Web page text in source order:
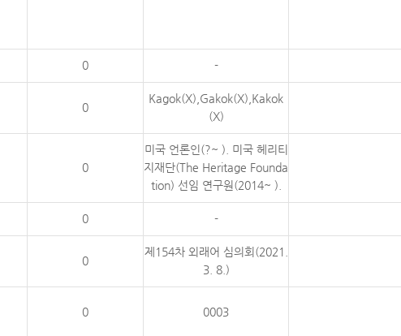
0 -
0
Kagok(X),Gakok(X),Kakok
(X)
0
미국 언론인(?~ ). 미국 헤리티
지재단(The Heritage Founda
tion) 선임 연구원(2014~ ).
0 -
0
제154차 외래어 심의회(2021.
3. 8.)
0 0003